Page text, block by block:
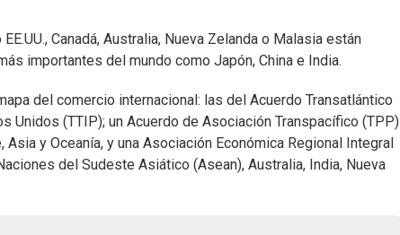
Canadá, Australia, Nueva Zelanda o Malasia están
importantes del mundo como Japón, China e India.
del comercio internacional: las del Acuerdo Transatlántico
Unidos (TTIP); un Acuerdo de Asociación Transpacífico (TPP)
y Oceanía, y una Asociación Económica Regional Integral
del Sudeste Asiático (Asean), Australia, India, Nueva